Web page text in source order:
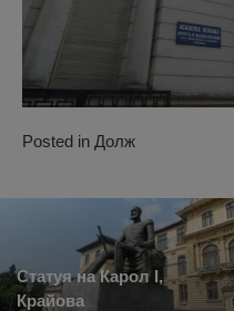
Posted in Долж
Статуя на Карол I,
Крайова